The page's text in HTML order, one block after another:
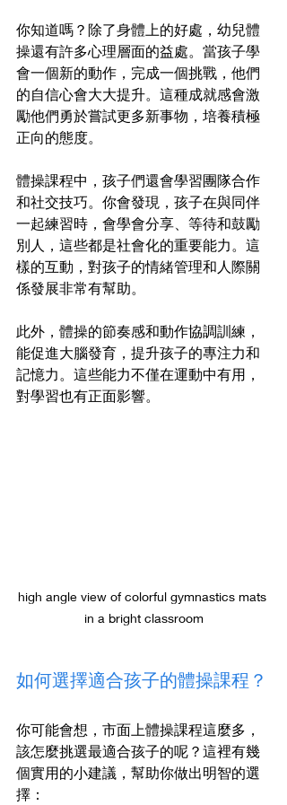
你知道嗎？除了身體上的好處，幼兒體
操還有許多心理層面的益處。當孩子學
會一個新的動作，完成一個挑戰，他們
的自信心會大大提升。這種成就感會激
勵他們勇於嘗試更多新事物，培養積極
正向的態度。
體操課程中，孩子們還會學習團隊合作
和社交技巧。你會發現，孩子在與同伴
一起練習時，會學會分享、等待和鼓勵
別人，這些都是社會化的重要能力。這
樣的互動，對孩子的情緒管理和人際關
係發展非常有幫助。
此外，體操的節奏感和動作協調訓練，
能促進大腦發育，提升孩子的專注力和
記憶力。這些能力不僅在運動中有用，
對學習也有正面影響。
high angle view of colorful gymnastics mats
in a bright classroom
如何選擇適合孩子的體操課程？
你可能會想，市面上體操課程這麼多，
該怎麼挑選最適合孩子的呢？這裡有幾
個實用的小建議，幫助你做出明智的選
擇：